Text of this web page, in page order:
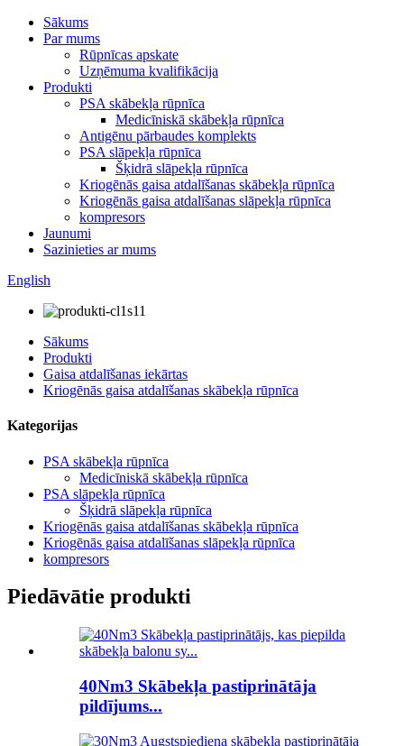
Sākums
Par mums
Rūpnīcas apskate
Uzņēmuma kvalifikācija
Produkti
PSA skābekļa rūpnīca
Medicīniskā skābekļa rūpnīca
Antigēnu pārbaudes komplekts
PSA slāpekļa rūpnīca
Šķidrā slāpekļa rūpnīca
Kriogēnās gaisa atdalīšanas skābekļa rūpnīca
Kriogēnās gaisa atdalīšanas slāpekļa rūpnīca
kompresors
Jaunumi
Sazinieties ar mums
English
Sākums
Produkti
Gaisa atdalīšanas iekārtas
Kriogēnās gaisa atdalīšanas skābekļa rūpnīca
Kategorijas
PSA skābekļa rūpnīca
Medicīniskā skābekļa rūpnīca
PSA slāpekļa rūpnīca
Šķidrā slāpekļa rūpnīca
Kriogēnās gaisa atdalīšanas skābekļa rūpnīca
Kriogēnās gaisa atdalīšanas slāpekļa rūpnīca
kompresors
Piedāvātie produkti
40Nm3 Skābekļa pastiprinātāja
pildījums...